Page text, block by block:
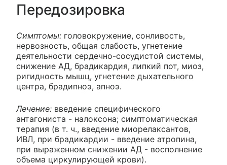
Передозировка
Симптомы: головокружение, сонливость,
нервозность, общая слабость, угнетение
деятельности сердечно-сосудистой системы,
снижение АД, брадикардия, липкий пот, миоз,
ригидность мышц, угнетение дыхательного
центра, брадипноэ, апноэ.
Лечение: введение специфического
антагониста - налоксона; симптоматическая
терапия (в т. ч., введение миорелаксантов,
ИВЛ, при брадикардии - введение атропина,
при выраженном снижении АД - восполнение
объема циркулирующей крови).